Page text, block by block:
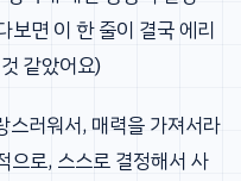
보면 이 한 줄이 결국 에리
같았어요)
스러워서, 매력을 가져서라
으로, 스스로 결정해서 사